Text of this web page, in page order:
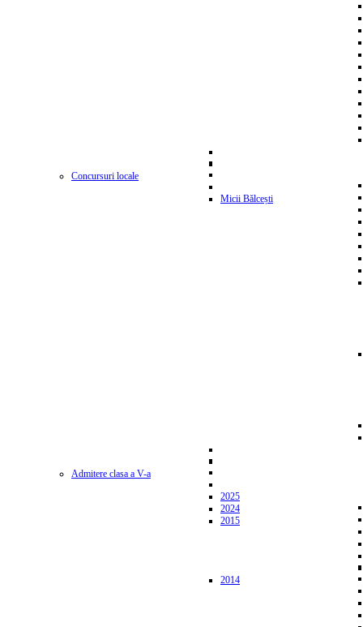
Concursuri locale
Micii Bălcești
Admitere clasa a V-a
2025
2024
2015
2014